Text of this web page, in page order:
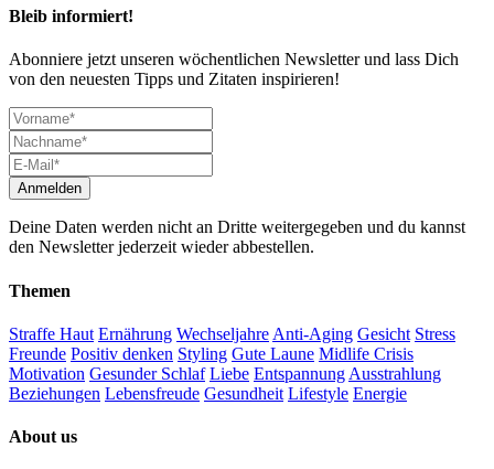
Bleib informiert!
Abonniere jetzt unseren wöchentlichen Newsletter und lass Dich
von den neuesten Tipps und Zitaten inspirieren!
Deine Daten werden nicht an Dritte weitergegeben und du kannst
den Newsletter jederzeit wieder abbestellen.
Themen
Straffe Haut Ernährung Wechseljahre Anti-Aging Gesicht Stress
Freunde Positiv denken Styling Gute Laune Midlife Crisis
Motivation Gesunder Schlaf Liebe Entspannung Ausstrahlung
Beziehungen Lebensfreude Gesundheit Lifestyle Energie
About us